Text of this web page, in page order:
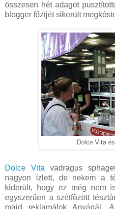
összesen hét adagot
blogger főztjét sikerült
Dolce Vita
Dolce Vita vadragus
nagyon ízlett, de nekem a
kiderült, hogy ez még nem
egyszerűen a szétfőzött